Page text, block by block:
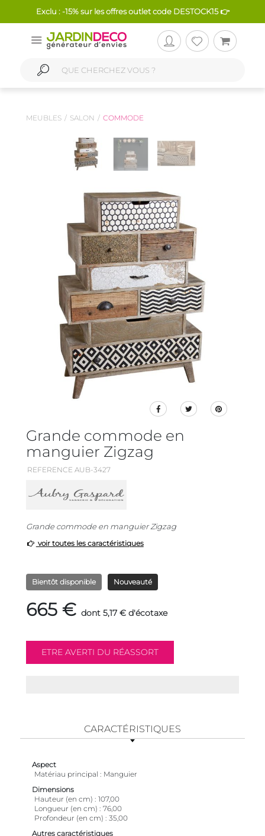
Exclu : -15% sur les offres outlet code DESTOCK15 👉
MEUBLES SALON COMMODE
Grande commode en
manguier Zigzag
REFERENCE AUB-3427
Grande commode en manguier Zigzag
voir toutes les caractéristiques
Bientôt disponible Nouveauté
665 € dont 5,17 € d'écotaxe
CARACTÉRISTIQUES
Aspect
Matériau principal
Manguier
Dimensions
Hauteur (en cm)
107,00
Longueur (en cm)
76,00
Profondeur (en cm)
35,00
Autres caractéristiques